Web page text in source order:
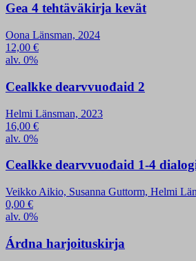
Gea 4 tehtäväkirja kevät
Oona Länsman, 2024
12,00 €
alv. 0%
Cealkke dearvvuođaid 2
Helmi Länsman, 2023
16,00 €
alv. 0%
Cealkke dearvvuođaid 1-4
Veikko Aikio, Susanna Guttorm, Helmi
0,00 €
alv. 0%
Árdna harjoituskirja